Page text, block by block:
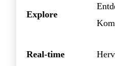
Explore
Real-time